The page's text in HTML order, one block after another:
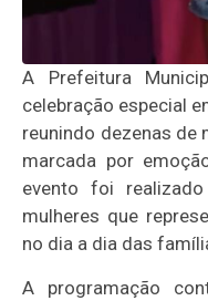
A Prefeitura
celebração especial
reunindo dezenas de
marcada por
evento foi
mulheres que
no dia a dia das
A programação